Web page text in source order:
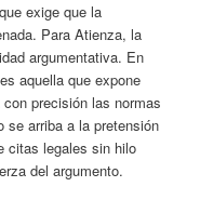
que exige que la
Para Atienza, la
argumentativa. En
aquella que expone
precisión las normas
arriba a la pretensión
citas legales sin hilo
del argumento.